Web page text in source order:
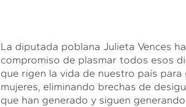
La diputada poblana Julieta Vences
compromiso de plasmar todos esos
que rigen la vida de nuestro país
mujeres, eliminando brechas de
que han generado y siguen